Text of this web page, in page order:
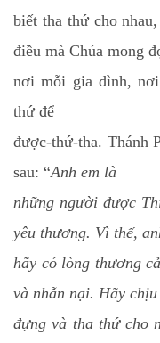
biết tha thứ cho
điều mà Chúa mong
nơi mỗi gia đình,
thứ để
được-thứ-tha. Thánh
sau: “Anh em là
những người được
yêu thương. Vì thế,
hãy có lòng thương
và nhẫn nại. Hãy chịu
đựng và tha thứ cho